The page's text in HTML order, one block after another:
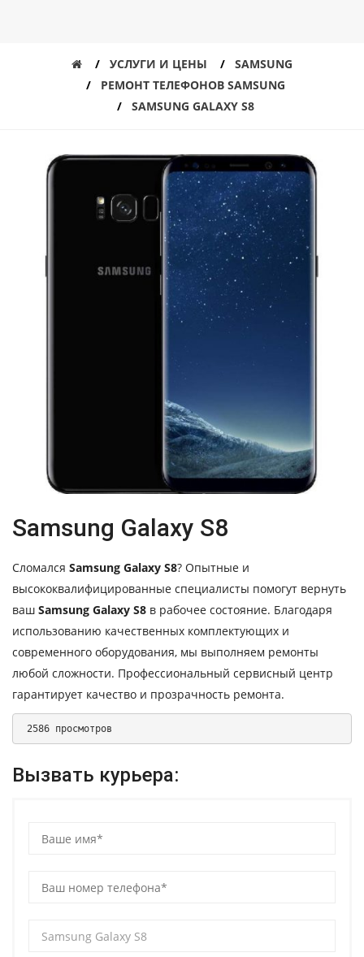
УСЛУГИ И ЦЕНЫ
SAMSUNG
РЕМОНТ ТЕЛЕФОНОВ SAMSUNG
SAMSUNG GALAXY S8
Samsung Galaxy S8
Сломался Samsung Galaxy S8? Опытные и
высококвалифицированные специалисты помогут вернуть
ваш Samsung Galaxy S8 в рабочее состояние. Благодаря
использованию качественных комплектующих и
современного оборудования, мы выполняем ремонты
любой сложности. Профессиональный сервисный центр
гарантирует качество и прозрачность ремонта.
2586 просмотров
Вызвать курьера: